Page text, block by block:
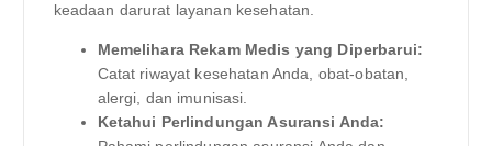
keadaan darurat layanan kesehatan.
Memelihara Rekam Medis yang Diperbarui:
Catat riwayat kesehatan Anda, obat-obatan,
alergi, dan imunisasi.
Ketahui Perlindungan Asuransi Anda: